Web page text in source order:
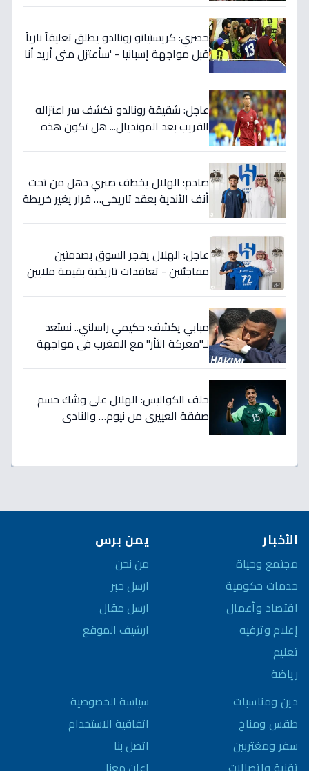
حصري: كريستيانو رونالدو يطلق تعليقاً نارياً
قبل مواجهة إسبانيا - 'سأعتزل متى أريد أنا
عاجل: شقيقة رونالدو تكشف سر اعتزاله
القريب بعد المونديال... هل تكون هذه
صادم: الهلال يخطف صبري دهل من تحت
أنف الأندية بعقد تاريخي… قرار يغير خريطة
عاجل: الهلال يفجر السوق بصدمتين
مفاجئتين - تعاقدات تاريخية بقيمة ملايين
مبابي يكشف: حكيمي راسلني.. نستعد
لـ"معركة الثأر" مع المغرب في مواجهة
خلف الكواليس: الهلال على وشك حسم
صفقة العييري من نيوم… والنادي
الأخبار
مجتمع وحياة
خدمات حكومية
اقتصاد وأعمال
إعلام وترفيه
تعليم
رياضة
دين ومناسبات
طقس ومناخ
سفر ومغتربين
يمن برس
من نحن
ارسل خبر
ارسل مقال
ارشيف الموقع
سياسة الخصوصية
اتفاقية الاستخدام
اتصل بنا